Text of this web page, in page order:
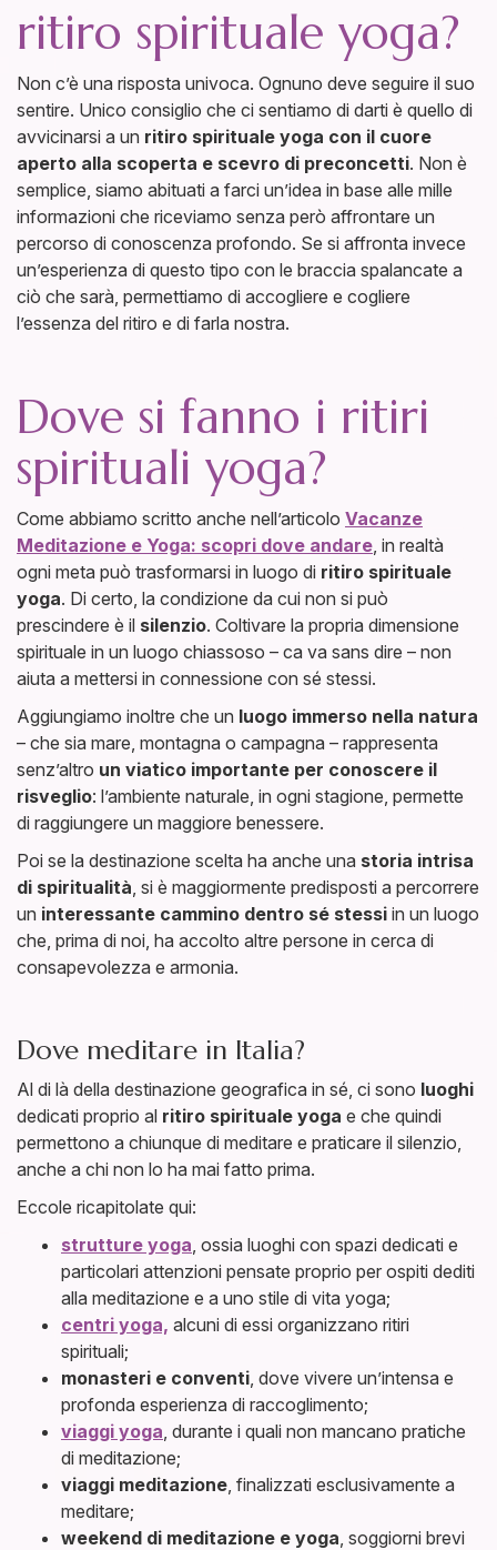
ritiro spirituale yoga?
Non c’è una risposta univoca. Ognuno deve seguire il suo
sentire. Unico consiglio che ci sentiamo di darti è quello di
avvicinarsi a un ritiro spirituale yoga con il cuore
aperto alla scoperta e scevro di preconcetti. Non è
semplice, siamo abituati a farci un’idea in base alle mille
informazioni che riceviamo senza però affrontare un
percorso di conoscenza profondo. Se si affronta invece
un’esperienza di questo tipo con le braccia spalancate a
ciò che sarà, permettiamo di accogliere e cogliere
l’essenza del ritiro e di farla nostra.
Dove si fanno i ritiri
spirituali yoga?
Come abbiamo scritto anche nell’articolo Vacanze
Meditazione e Yoga: scopri dove andare , in realtà
ogni meta può trasformarsi in luogo di ritiro spirituale
yoga. Di certo, la condizione da cui non si può
prescindere è il silenzio. Coltivare la propria dimensione
spirituale in un luogo chiassoso – ca va sans dire – non
aiuta a mettersi in connessione con sé stessi.
Aggiungiamo inoltre che un luogo immerso nella natura
– che sia mare, montagna o campagna – rappresenta
senz’altro un viatico importante per conoscere il
risveglio: l’ambiente naturale, in ogni stagione, permette
di raggiungere un maggiore benessere.
Poi se la destinazione scelta ha anche una storia intrisa
di spiritualità , si è maggiormente predisposti a percorrere
un interessante cammino dentro sé stessi in un luogo
che, prima di noi, ha accolto altre persone in cerca di
consapevolezza e armonia.
Dove meditare in Italia?
Al di là della destinazione geografica in sé, ci sono luoghi
dedicati proprio al ritiro spirituale yoga e che quindi
permettono a chiunque di meditare e praticare il silenzio,
anche a chi non lo ha mai fatto prima.
Eccole ricapitolate qui:
strutture yoga , ossia luoghi con spazi dedicati e
particolari attenzioni pensate proprio per ospiti dediti
alla meditazione e a uno stile di vita yoga;
centri yoga, alcuni di essi organizzano ritiri
spirituali;
monasteri e conventi , dove vivere un’intensa e
profonda esperienza di raccoglimento;
viaggi yoga , durante i quali non mancano pratiche
di meditazione;
viaggi meditazione , finalizzati esclusivamente a
meditare;
weekend di meditazione e yoga , soggiorni brevi